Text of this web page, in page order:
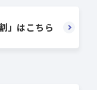
」はこちら